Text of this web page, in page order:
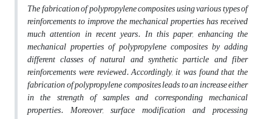
The fabrication of polypropylene composites using various types of
reinforcements to improve the mechanical properties has received
much attention in recent years. In this paper, enhancing the
mechanical properties of polypropylene composites by adding
different classes of natural and synthetic particle and fiber
reinforcements were reviewed. Accordingly, it was found that the
fabrication of polypropylene composites leads to an increase either
in the strength of samples and corresponding mechanical
properties. Moreover, surface modification and processing